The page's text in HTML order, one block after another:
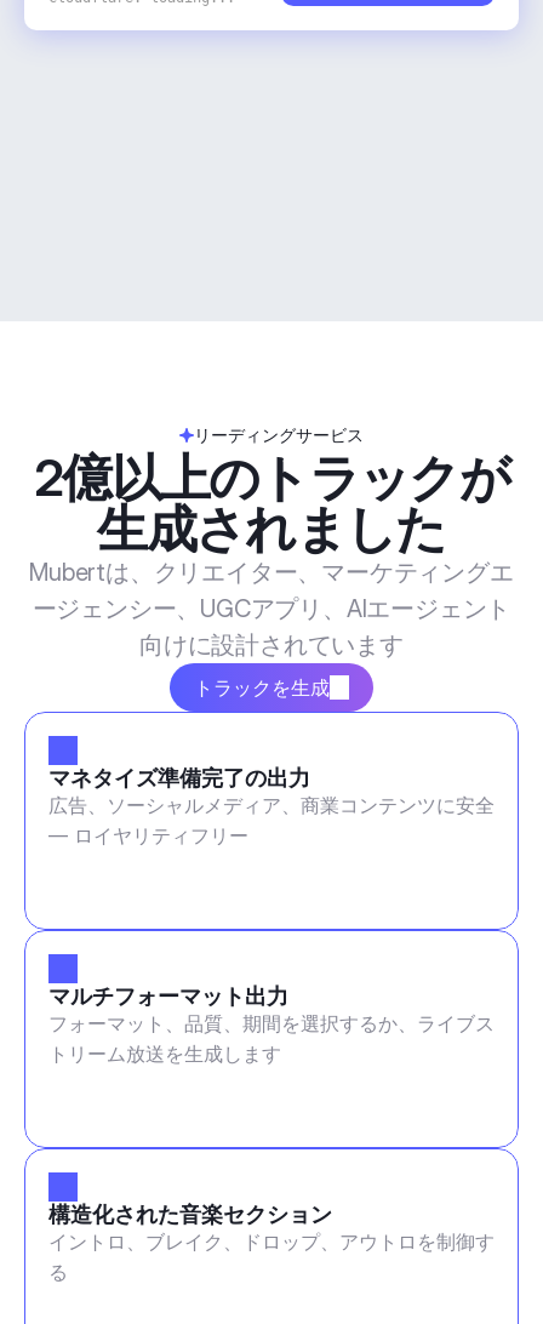
リーディングサービス
2億以上のトラックが
生成されました
Mubertは、クリエイター、マーケティングエ
ージェンシー、UGCアプリ、AIエージェント
向けに設計されています
トラックを生成
マネタイズ準備完了の出力
広告、ソーシャルメディア、商業コンテンツに安全
— ロイヤリティフリー
マルチフォーマット出力
フォーマット、品質、期間を選択するか、ライブス
トリーム放送を生成します
構造化された音楽セクション
イントロ、ブレイク、ドロップ、アウトロを制御す
る